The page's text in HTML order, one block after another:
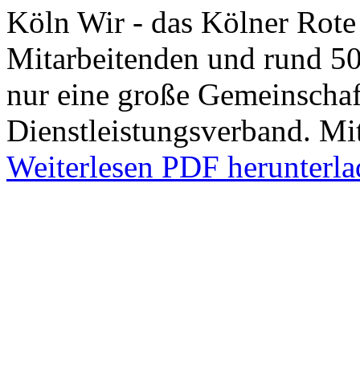
Köln Wir - das Kölner
Mitarbeitenden und rund
nur eine große
Dienstleistungsverband.
Weiterlesen PDF